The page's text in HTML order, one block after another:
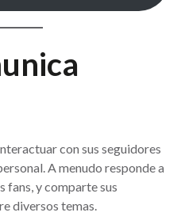
con sus seguidores
A menudo responde a
fans, y comparte sus
diversos temas.